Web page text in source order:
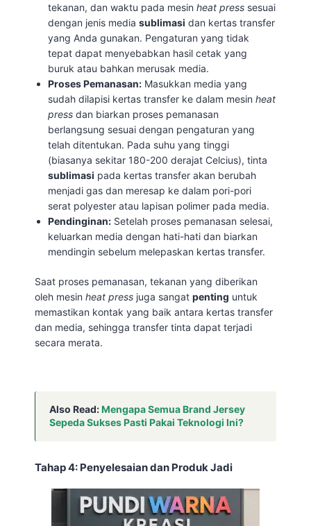
tekanan, dan waktu pada mesinheat press sesuai
dengan jenis mediasublimasi dan kertas transfer
yang Anda gunakan. Pengaturan yang tidak
tepat dapat menyebabkan hasil cetak yang
buruk atau bahkan merusak media.
Proses Pemanasan: Masukkan media yang
sudah dilapisi kertas transfer ke dalam mesinheat
press dan biarkan proses pemanasan
berlangsung sesuai dengan pengaturan yang
telah ditentukan. Pada suhu yang tinggi
(biasanya sekitar 180-200 derajat Celcius), tinta
sublimasi pada kertas transfer akan berubah
menjadi gas dan meresap ke dalam pori-pori
serat polyester atau lapisan polimer pada media.
Pendinginan: Setelah proses pemanasan selesai,
keluarkan media dengan hati-hati dan biarkan
mendingin sebelum melepaskan kertas transfer.
Saat proses pemanasan, tekanan yang diberikan
oleh mesin heat press juga sangat penting untuk
memastikan kontak yang baik antara kertas transfer
dan media, sehingga transfer tinta dapat terjadi
secara merata.
Also Read:Mengapa Semua Brand Jersey
Sepeda Sukses Pasti Pakai Teknologi Ini?
Tahap 4: Penyelesaian dan Produk Jadi